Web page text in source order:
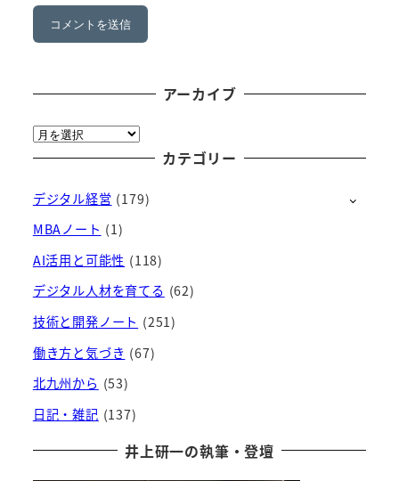
アーカイブ
ア
ー
イ
ブ
カテゴリー
デジタル経営 (179)
MBAノート (1)
AI活用と可能性 (118)
デジタル人材を育てる (62)
技術と開発ノート (251)
働き方と気づき (67)
北九州から (53)
日記・雑記 (137)
井上研一の執筆・登壇